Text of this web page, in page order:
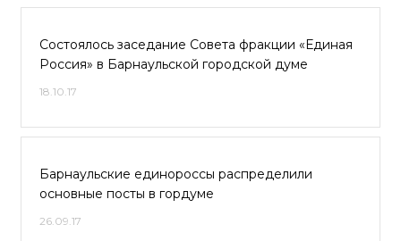
Состоялось заседание Совета фракции «Единая
Россия» в Барнаульской городской думе
18.10.17
Барнаульские единороссы распределили
основные посты в гордуме
26.09.17